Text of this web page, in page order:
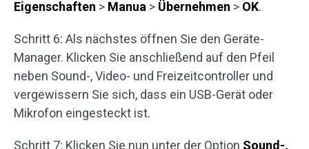
Eigenschaften > Manua > Übernehmen > OK.
Schritt 6: Als nächstes öffnen Sie den Geräte-
Manager. Klicken Sie anschließend auf den Pfeil
neben Sound-, Video- und Freizeitcontroller und
vergewissern Sie sich, dass ein USB-Gerät oder
Mikrofon eingesteckt ist.
Schritt 7: Klicken Sie nun unter der Option Sound-,